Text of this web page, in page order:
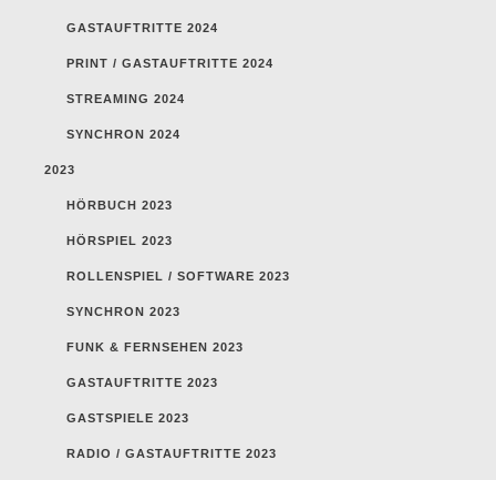
GASTAUFTRITTE 2024
PRINT / GASTAUFTRITTE 2024
STREAMING 2024
SYNCHRON 2024
2023
HÖRBUCH 2023
HÖRSPIEL 2023
ROLLENSPIEL / SOFTWARE 2023
SYNCHRON 2023
FUNK & FERNSEHEN 2023
GASTAUFTRITTE 2023
GASTSPIELE 2023
RADIO / GASTAUFTRITTE 2023